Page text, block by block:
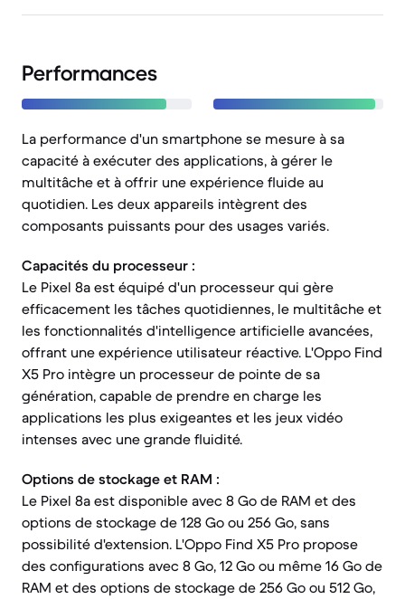
Performances
La performance d'un smartphone se mesure à sa
capacité à exécuter des applications, à gérer le
multitâche et à offrir une expérience fluide au
quotidien. Les deux appareils intègrent des
composants puissants pour des usages variés.
Capacités du processeur :
Le Pixel 8a est équipé d'un processeur qui gère
efficacement les tâches quotidiennes, le multitâche et
les fonctionnalités d'intelligence artificielle avancées,
offrant une expérience utilisateur réactive. L'Oppo Find
X5 Pro intègre un processeur de pointe de sa
génération, capable de prendre en charge les
applications les plus exigeantes et les jeux vidéo
intenses avec une grande fluidité.
Options de stockage et RAM :
Le Pixel 8a est disponible avec 8 Go de RAM et des
options de stockage de 128 Go ou 256 Go, sans
possibilité d'extension. L'Oppo Find X5 Pro propose
des configurations avec 8 Go, 12 Go ou même 16 Go de
RAM et des options de stockage de 256 Go ou 512 Go,